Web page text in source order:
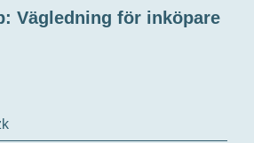
Vägledning för inköpare